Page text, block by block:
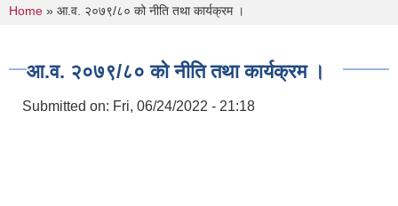
You are here
Home » आ.व. २०७९/८० को नीति तथा कार्यक्रम ।
आ.व. २०७९/८० को नीति तथा कार्यक्रम ।
Submitted on: Fri, 06/24/2022 - 21:18